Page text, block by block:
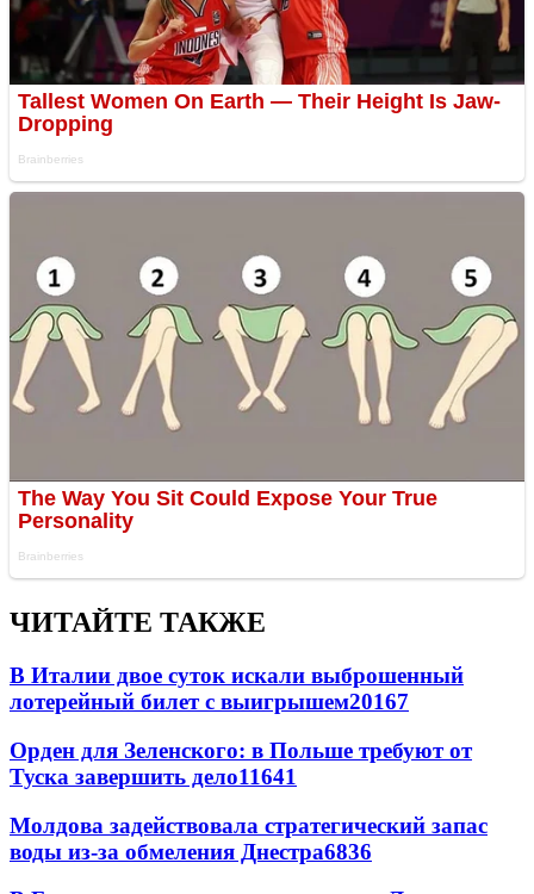
ЧИТАЙТЕ ТАКЖЕ
В Италии двое суток искали выброшенный
лотерейный билет с выигрышем20167
Орден для Зеленского: в Польше требуют от
Туска завершить дело11641
Молдова задействовала стратегический запас
воды из-за обмеления Днестра6836